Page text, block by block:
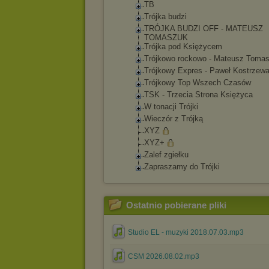
TB
Trójka budzi
TRÓJKA BUDZI OFF - MATEUSZ
TOMASZUK
Trójka pod Księżycem
Trójkowo rockowo - Mateusz
Trójkowy Expres - Paweł Kostrzewa
Trójkowy Top Wszech Czasów
TSK - Trzecia Strona Księżyca
W tonacji Trójki
Wieczór z Trójką
XYZ
XYZ+
Zalef zgiełku
Zapraszamy do Trójki
Ostatnio pobierane pliki
Studio EL - muzyki 2018.07.03.mp3
CSM 2026.08.02.mp3